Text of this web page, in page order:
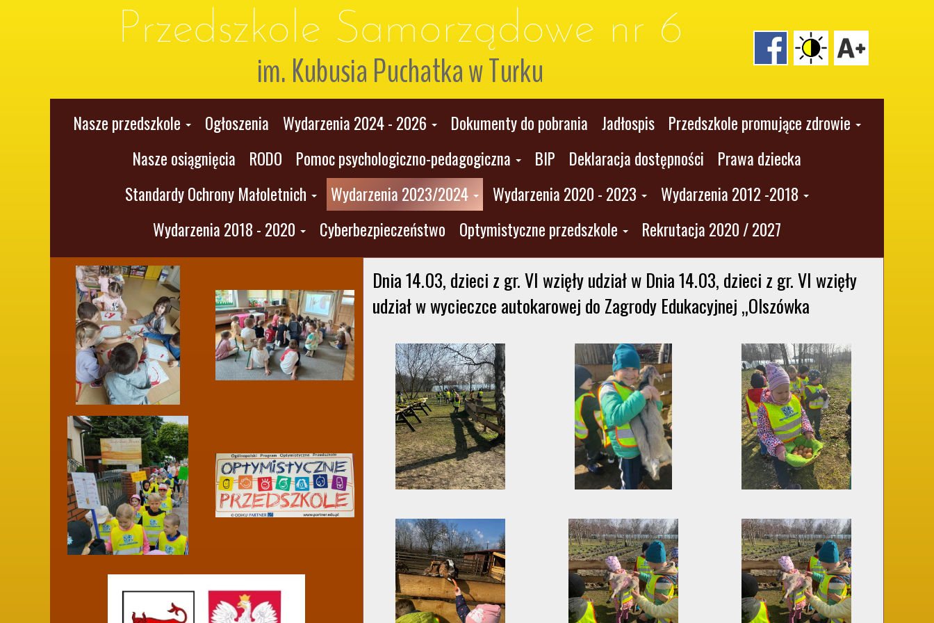
Przedszkole Samorządowe nr 6
im. Kubusia Puchatka w Turku
Nasze przedszkole Ogłoszenia Wydarzenia 2024 - 2026 Dokumenty do pobrania Jadłospis
Przedszkole promujące zdrowie
Nasze osiągnięcia
RODO Pomoc psychologiczno-pedagogiczna BIP Deklaracja dostępności
Prawa dziecka
Standardy Ochrony Małoletnich
Wydarzenia 2023/2024 Wydarzenia 2020 - 2023
Wydarzenia 2012 -2018
Wydarzenia 2018 - 2020
Cyberbezpieczeństwo Optymistyczne przedszkole Rekrutacja 2020 / 2027
Dnia 14.03, dzieci z gr. VI wzięły udział w Dnia 14.03, dzieci z gr. VI wzięły
udział w wycieczce autokarowej do Zagrody Edukacyjnej „Olszówka